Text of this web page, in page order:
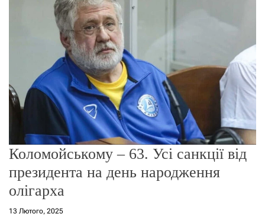
у
Коломойському – 63. Усі санкції від
президента на день народження
олігарха
13 Лютого, 2025